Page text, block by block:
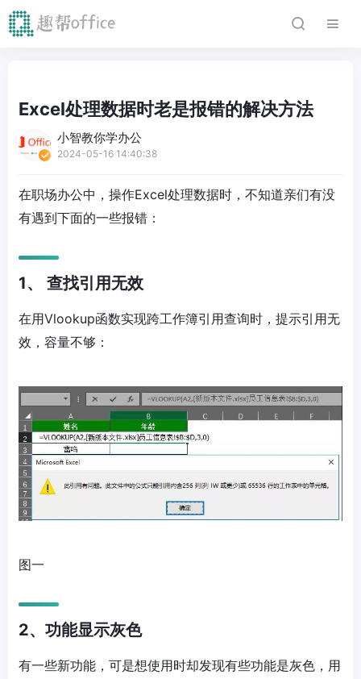
Excel处理数据时老是报错的解决方法
小智教你学办公
2024-05-16 14:40:38
在职场办公中，操作Excel处理数据时，不知道亲们有没
有遇到下面的一些报错：
1、 查找引用无效
在用Vlookup函数实现跨工作簿引用查询时，提示引用无
效，容量不够：
图一
2、功能显示灰色
有一些新功能，可是想使用时却发现有些功能是灰色，用